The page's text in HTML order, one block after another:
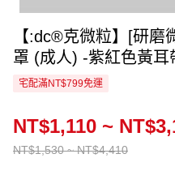
【:dc®克微粒】[研
罩 (成人) -紫紅色黃
宅配滿NT$799免運
NT$1,530 ~ NT$4,410
NT$1,110 ~